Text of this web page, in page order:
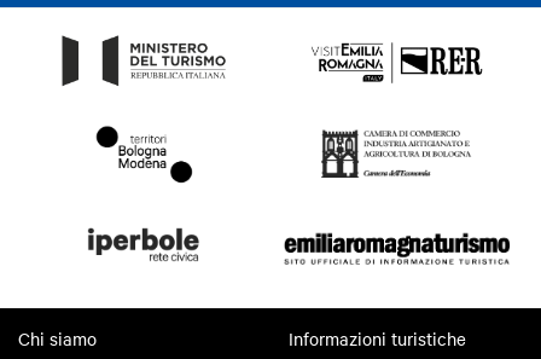
Chi siamo
Informazioni turistiche